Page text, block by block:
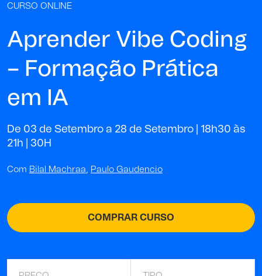
CURSO ONLINE
Aprender Vibe Coding
– Formação Prática
em IA
De 03 de Setembro a 28 de Setembro | 18h30 às
21h | 30H
Com Bilal Machraa, Paulo Gaudencio
COMPRAR CURSO